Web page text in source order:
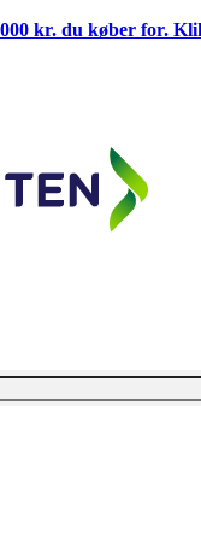
kr. du køber for.